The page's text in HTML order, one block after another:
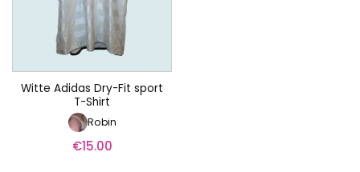
Witte Adidas Dry-Fit sport
T-Shirt
Robin
€15.00